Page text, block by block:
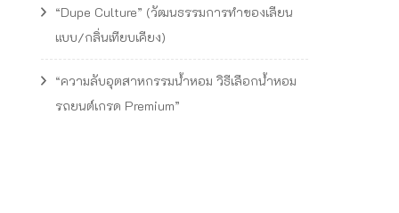
“Dupe Culture” (วัฒนธรรมการทำของเลียน
แบบ/กลิ่นเทียบเคียง)
“ความลับอุตสาหกรรมน้ำหอม วิธีเลือกน้ำหอม
รถยนต์เกรด Premium”